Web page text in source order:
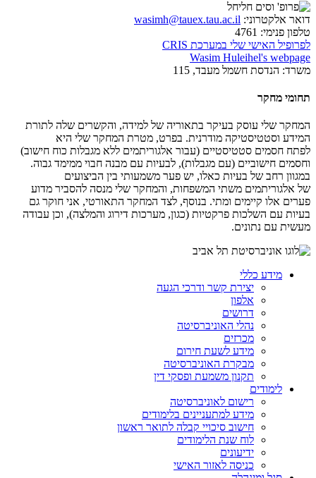
דואר אלקטרוני: wasimh@tauex.tau.ac.il
טלפון פנימי:
לפרופיל האישי שלי במערכת CRIS
Wasim Huleihel's webpage
משרד: הנדסת חשמל מעבד, 115
תחומי מחקר
המחקר שלי עוסק בעיקר בתאוריה של למידה, והקשרים שלה לתורת
המידע וסטטיסטיקה מודרנית. בפרט, מטרת המחקר שלי היא
לפתח חסמים סטטיסטיים (עבור אלגוריתמים ללא מגבלות כוח חישוב)
וחסמים חישוביים (עם מגבלות), לבעיות עם מבנה חבוי ממימד גבוה.
במגוון רחב של בעיות כאלו, יש פער משמעותי בין הביצועים
של אלגוריתמים משתי המשפחות, והמחקר שלי מנסה להסביר מדוע
פערים אלו קיימים ומתי. בנוסף, לצד המחקר התאורטי, אני חוקר גם
בעיות עם השלכות פרקטיות (כגון, מערכות דירוג והמלצה), וכן עבודה
מעשית עם נתונים.
מידע כללי
יצירת קשר ודרכי הגעה
אלפון
דרושים
נהלי האוניברסיטה
מכרזים
מידע לשעת חירום
מבקרת האוניברסיטה
תקנון משמעת ופסקי דין
לימודים
רישום לאוניברסיטה
מידע למתעניינים בלימודים
חישוב סיכויי קבלה לתואר ראשון
לוח שנת הלימודים
ידיעונים
כניסה לאזור האישי